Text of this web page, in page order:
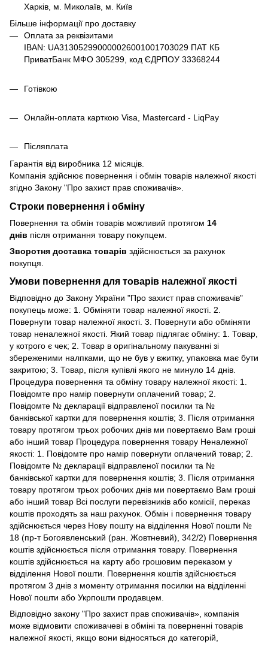
Харків, м. Миколаїв, м. Київ
Більше інформації про доставку
Оплата за реквізитами
IBAN: UA313052990000026001001703029 ПАТ КБ
ПриватБанк МФО 305299, код ЄДРПОУ 33368244
Готівкою
Онлайн-оплата карткою Visa, Mastercard - LiqPay
Післяплата
Гарантія від виробника 12 місяців.
Компанія здійснює повернення і обмін товарів належної якості
згідно Закону "Про захист прав споживачів»
Строки повернення і обміну
Повернення та обмін товарів можливий протягом 14
днів після отримання товару покупцем.
Зворотня доставка товарів здійснюється за рахунок
покупця.
Умови повернення для товарів належної якості
Відповідно до Закону України "Про захист прав споживачів"
покупець може: 1. Обміняти товар належної якості. 2.
Повернути товар належної якості. 3. Повернути або обміняти
товар неналежної якості. Який товар підлягає обміну: 1. Товар,
у котрого є чек; 2. Товар в оригінальному пакуванні зі
збереженими налпками, що не був у вжитку, упаковка має бути
закритою; 3. Товар, після купівлі якого не минуло 14 днів.
Процедура повернення та обміну товару належної якості: 1.
Повідомте про намір повернути оплачений товар; 2.
Повідомте № декларації відправленої посилки та №
банківської картки для повернення коштів; 3. Після отримання
товару протягом трьох робочих днів ми повертаємо Вам гроші
або інший товар Процедура повернення товару Неналежної
якості: 1. Повідомте про намір повернути оплачений товар; 2.
Повідомте № декларації відправленої посилки та №
банківської картки для повернення коштів; 3. Після отримання
товару протягом трьох робочих днів ми повертаємо Вам гроші
або інший товар Всі послуги перевізників або комісії, переказ
коштів проходять за наш рахунок. Обмін і повернення товару
здійснюється через Нову пошту на відділення Нової пошти №
18 (пр-т Богоявленський (ран. Жовтневий), 342/2) Повернення
коштів здійснюється після отримання товару. Повернення
коштів здійснюється на карту або грошовим переказом у
відділення Нової пошти. Повернення коштів здійснюється
протягом 3 днів з моменту отримання посилки на відділенні
Нової пошти або Укрпошти продавцем.
Відповідно закону "Про захист прав споживачів», компанія
може відмовити споживачеві в обміні та поверненні товарів
належної якості, якщо вони відносяться до категорій,